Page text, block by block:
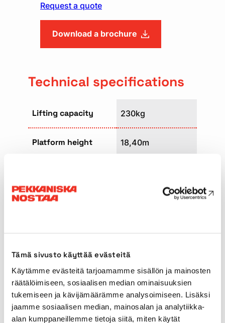
Tämä sivusto käyttää evästeitä
Käytämme evästeitä tarjoamamme sisällön ja mainosten
räätälöimiseen, sosiaalisen median ominaisuuksien
tukemiseen ja kävijämäärämme analysoimiseen. Lisäksi
jaamme sosiaalisen median, mainosalan ja analytiikka-
alan kumppaneillemme tietoja siitä, miten käytät
Request a quote
Download a brochure
Technical specifications
Lifting capacity 230kg
Platform height 18,40m
Weight
Transport width 2,49m
Transport height 2,57m
Power source Diesel